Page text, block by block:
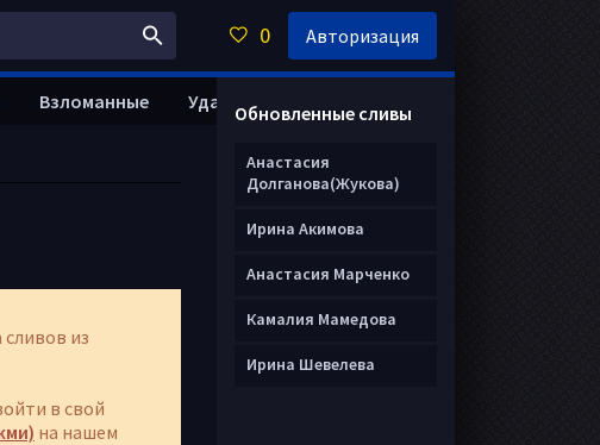
из
в свой
на нашем
Взломанные Удалить анкету
Обновленные сливы
Анастасия
Долганова(Жукова)
Ирина Акимова
Анастасия Марченко
Камалия Мамедова
Ирина Шевелева
0 Авторизация